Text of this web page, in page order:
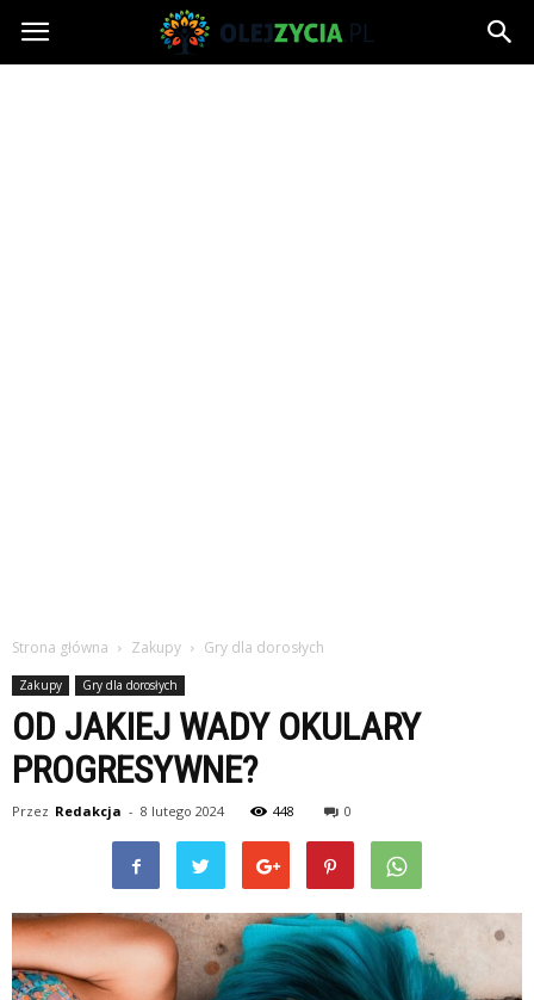
OlejZycia.pl
Strona główna Zakupy Gry dla dorosłych
Zakupy Gry dla dorosłych
OD JAKIEJ WADY OKULARY
PROGRESYWNE?
Przez Redakcja - 8 lutego 2024 448 0